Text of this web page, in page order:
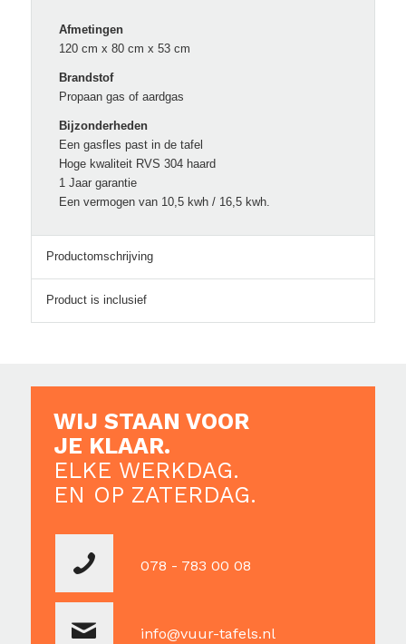
Afmetingen
120 cm x 80 cm x 53 cm
Brandstof
Propaan gas of aardgas
Bijzonderheden
Een gasfles past in de tafel
Hoge kwaliteit RVS 304 haard
1 Jaar garantie
Een vermogen van 10,5 kwh / 16,5 kwh.
Productomschrijving
Product is inclusief
WIJ STAAN VOOR
JE KLAAR.
ELKE WERKDAG.
EN OP ZATERDAG.
078 - 783 00 08
info@vuur-tafels.nl